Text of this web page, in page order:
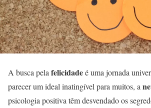
A busca pela felicidadeé uma jornada
parecer um ideal inatingível para muitos, a
psicologia positiva têm desvendado os